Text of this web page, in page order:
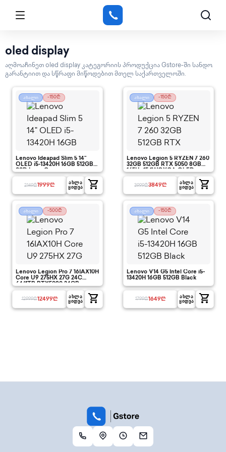
oled display
აღმოაჩინეთ oled display კატეგორიის პროდუქცია Gstore-ში სანდო
გარანტიით და სწრაფი მიწოდებით მთელ საქართველოში.
ახალი -150₾
Lenovo Ideapad Slim 5 14"
OLED i5-13420H 16GB 512GB
2149₾1999₾
ᲐᲮᲚᲐ
ᲧᲘᲓᲕᲐ
shopping_cart
ახალი -150₾
Lenovo Legion 5 RYZEN 7 260
32GB 512GB RTX 5050 8GB
3999₾3849₾
ᲐᲮᲚᲐ
ᲧᲘᲓᲕᲐ
shopping_cart
ახალი -500₾
Lenovo Legion Pro 7 16IAX10H
Core U9 275HX 27G 24C
64/1TB RTX5090 24GB
16"WQXGA OLED Display
12999₾12499₾
ᲐᲮᲚᲐ
ᲧᲘᲓᲕᲐ
shopping_cart
ახალი -150₾
Lenovo V14 G5 Intel Core i5-
13420H 16GB 512GB Black
1799₾1649₾
ᲐᲮᲚᲐ
ᲧᲘᲓᲕᲐ
shopping_cart